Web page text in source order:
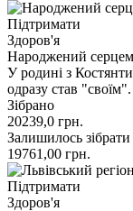
Підтримати
Здоров'я
Народжений
У родині з
одразу став "своїм".
Зібрано
20239,0 грн.
Залишилось зібрати
19761,00 грн.
Підтримати
Здоров'я